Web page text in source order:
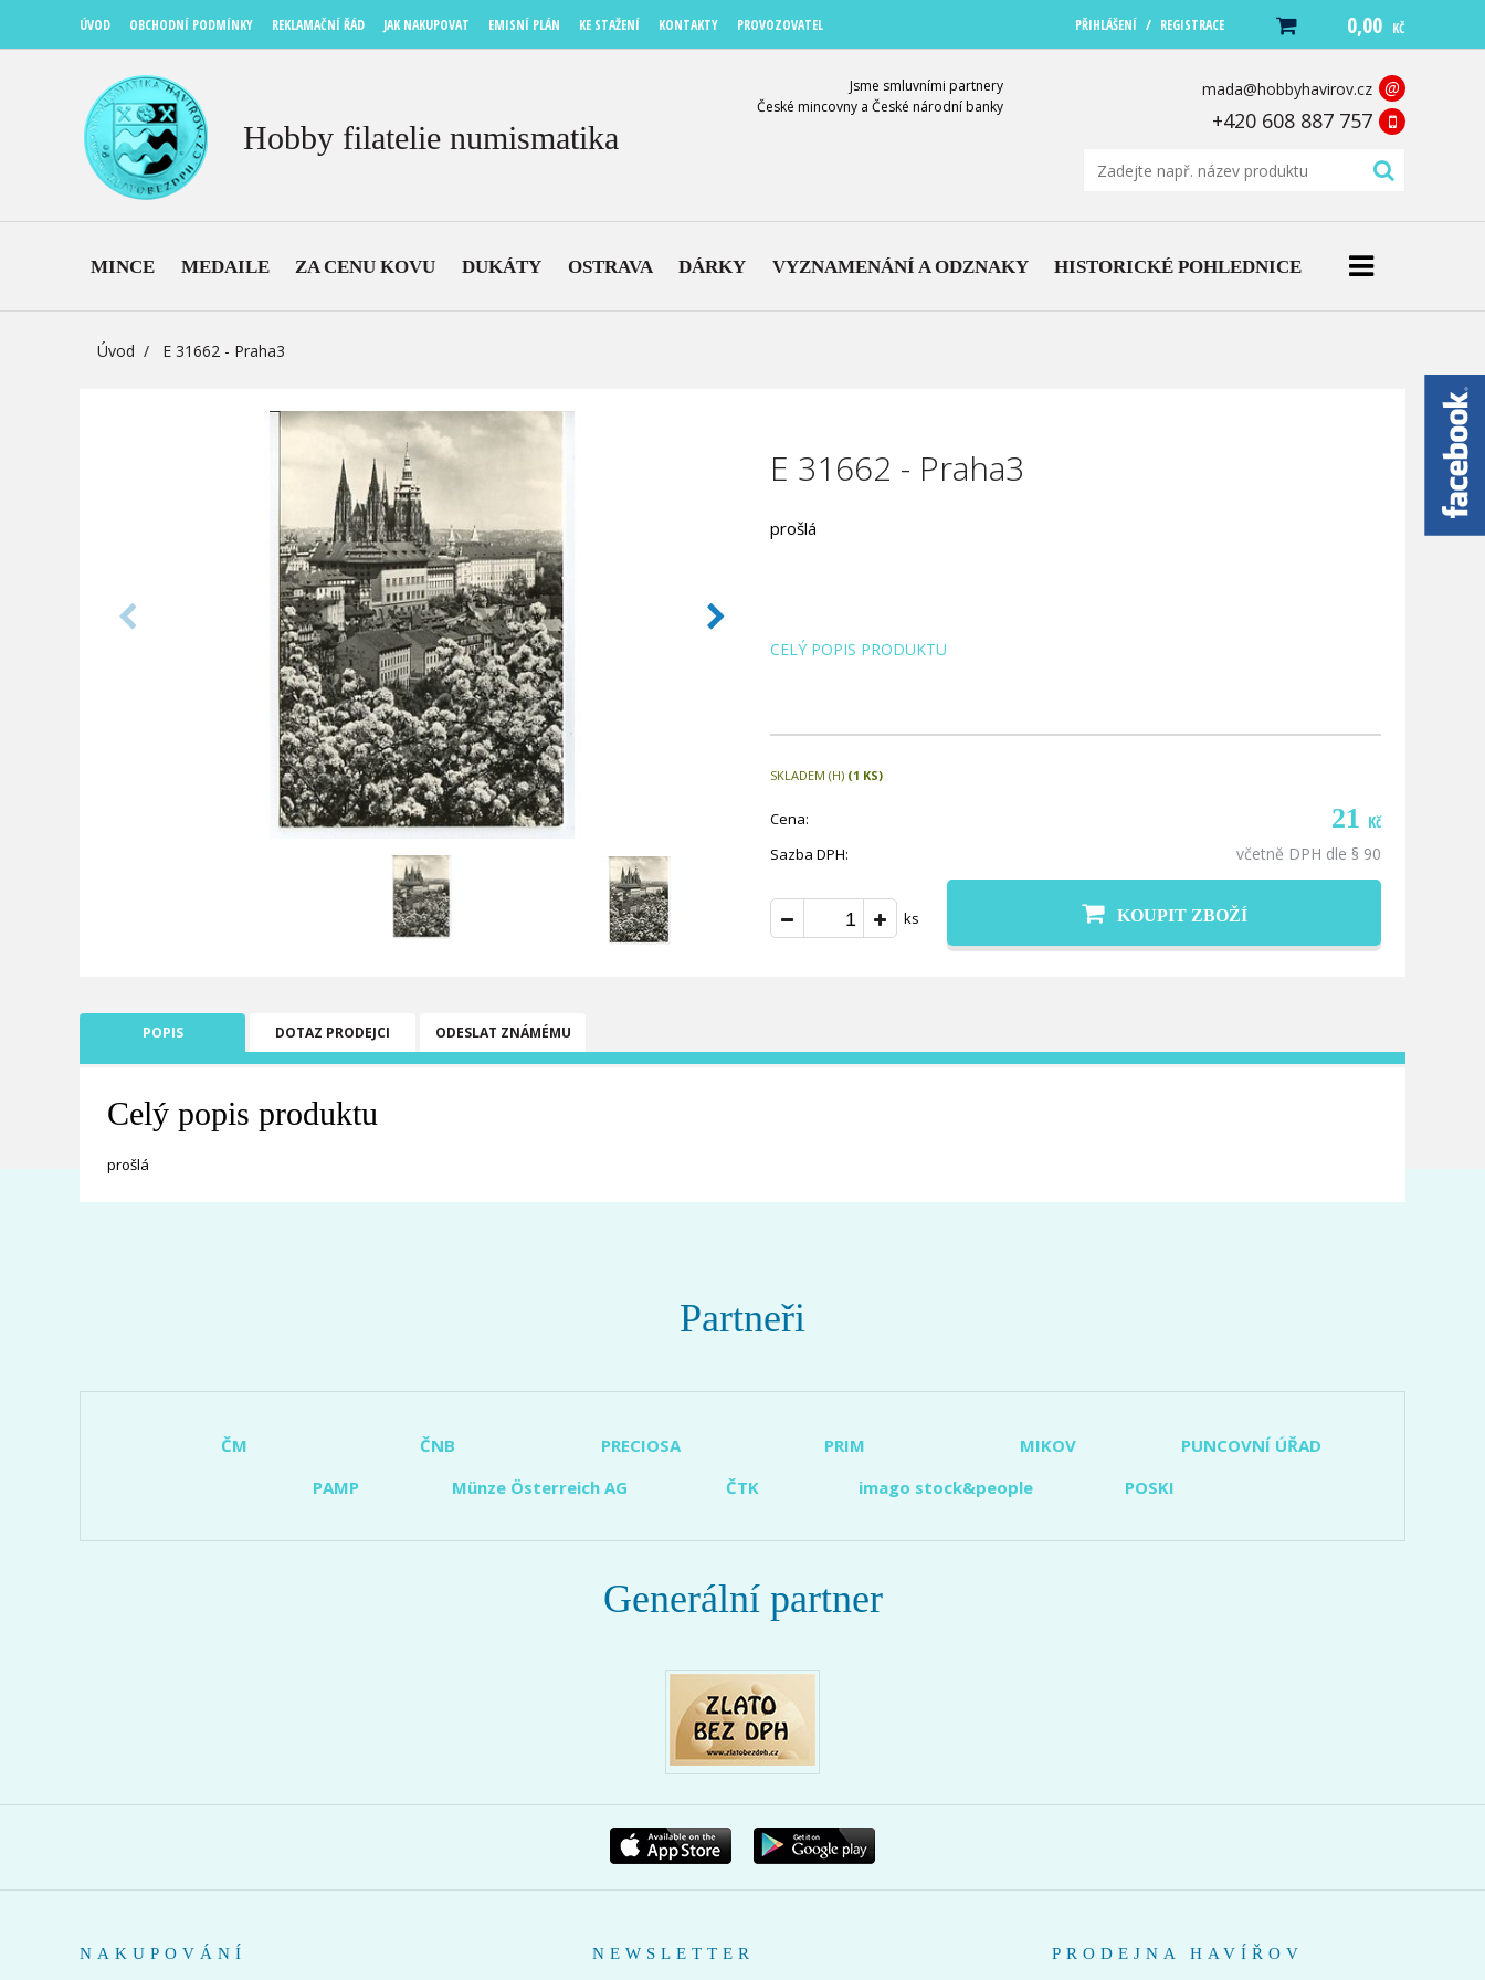
ÚVOD OBCHODNÍ PODMÍNKY REKLAMAČNÍ ŘÁD JAK NAKUPOVAT EMISNÍ PLÁN KE STAŽENÍ KONTAKTY PROVOZOVATEL PŘIHLÁŠENÍ / REGISTRACE 0,00 KČ
Hobby filatelie numismatika
Jsme smluvními partnery
České mincovny a České národní banky
mada@hobbyhavirov.cz @
+420 608 887 757
MINCE MEDAILE ZA CENU KOVU DUKÁTY OSTRAVA DÁRKY VYZNAMENÁNÍ A ODZNAKY HISTORICKÉ POHLEDNICE
Úvod E 31662 - Praha3
E 31662 - Praha3
prošlá
CELÝ POPIS PRODUKTU
SKLADEM (H) (1 KS)
Cena: 21 Kč
Sazba DPH: včetně DPH dle § 90
ks KOUPIT ZBOŽÍ
POPIS DOTAZ PRODEJCI ODESLAT ZNÁMÉMU
Celý popis produktu
prošlá
Partneři
ČM ČNB PRECIOSA PRIM MIKOV
PUNCOVNÍ ÚŘAD
PAMP
Münze Österreich AG ČTK imago stock&people POSKI
Generální partner
NAKUPOVÁNÍ NEWSLETTER PRODEJNA HAVÍŘOV